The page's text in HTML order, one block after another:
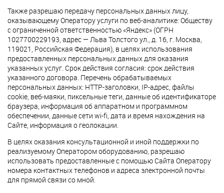
Также разрешаю передачу персональных данных лицу,
оказывающему Оператору услуги по веб-аналитике: Обществу
с ограниченной ответственностью «Яндекс» (ОГРН
1027700229193, адрес — Льва Толстого ул., д. 16, г. Москва,
119021, Российская Федерация), в целях использования
предоставленных персональных данных для оказания
указанных услуг. Срок действия согласия: срок действия
указанного договора. Перечень обрабатываемых
персональных данных: HTTP-заголовки, IP-адрес, файлы
cookie, веб-маяки, пиксельные теги, данные об идентификаторе
браузера, информация об аппаратном и программном
обеспечении, данные сети wi-fi, дата и время нахождения на
Сайте, информация о геолокации.
В целях оказания консультационной и иной поддержки по
реализуемому Оператором оборудованию, разрешаю
использовать предоставленные с помощью Сайта Оператору
номера контактных телефонов и адреса электронной почты
для прямой связи со мной.